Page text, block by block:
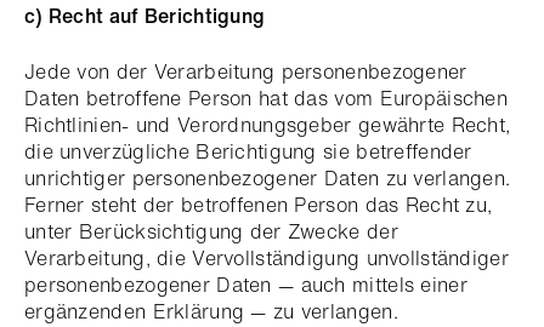
c) Recht auf Berichtigung
Jede von der Verarbeitung personenbezogener
Daten betroffene Person hat das vom Europäischen
Richtlinien- und Verordnungsgeber gewährte Recht,
die unverzügliche Berichtigung sie betreffender
unrichtiger personenbezogener Daten zu verlangen.
Ferner steht der betroffenen Person das Recht zu,
unter Berücksichtigung der Zwecke der
Verarbeitung, die Vervollständigung unvollständiger
personenbezogener Daten — auch mittels einer
ergänzenden Erklärung — zu verlangen.